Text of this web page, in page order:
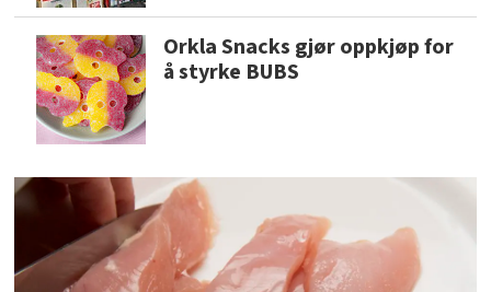
Orkla Snacks gjør oppkjøp for
å styrke BUBS